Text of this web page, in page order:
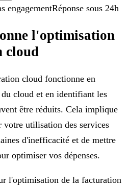
engagementRéponse sous 24h
l'optimisation
cloud
cloud fonctionne en
cloud et en identifiant les
être réduits. Cela implique
votre utilisation des services
d'inefficacité et de mettre
optimiser vos dépenses.
l'optimisation de la facturation